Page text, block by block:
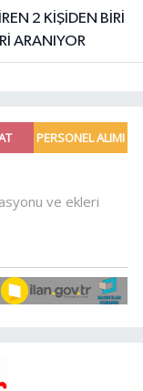
ARANIYOR